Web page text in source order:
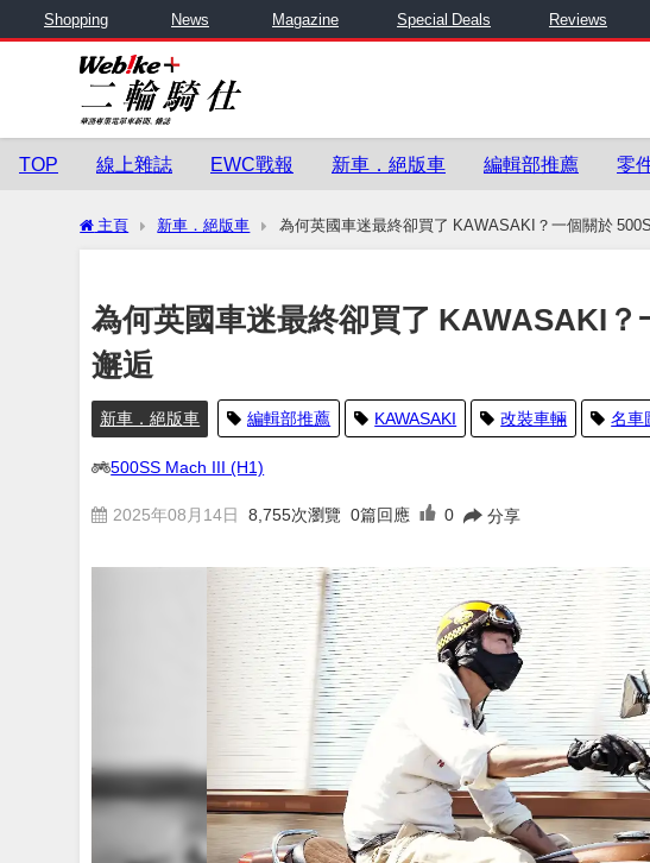
Shopping News Magazine Special Deals Reviews
TOP 線上雜誌 EWC戰報 新車．絕版車 編輯部推薦 零
主頁 新車．絕版車 為何英國車迷最終卻買了 KAWASAKI？一個關於
為何英國車迷最終卻買了 KAWASAKI？
邂逅
新車．絕版車 編輯部推薦 KAWASAKI 改裝車輛 名車
500SS Mach III (H1)
2025年08月14日 8,755次瀏覽 0篇回應 0 分享